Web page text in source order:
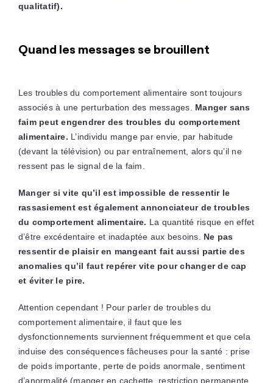
qualitatif).
Quand les messages se brouillent
Les troubles du comportement alimentaire sont toujours
associés à une perturbation des messages. Manger sans
faim peut engendrer des troubles du comportement
alimentaire. L’individu mange par envie, par habitude
(devant la télévision) ou par entraînement, alors qu’il ne
ressent pas le signal de la faim.
Manger si vite qu’il est impossible de ressentir le
rassasiement est également annonciateur de troubles
du comportement alimentaire. La quantité risque en effet
d’être excédentaire et inadaptée aux besoins. Ne pas
ressentir de plaisir en mangeant fait aussi partie des
anomalies qu’il faut repérer vite pour changer de cap
et éviter le pire.
Attention cependant ! Pour parler de troubles du
comportement alimentaire, il faut que les
dysfonctionnements surviennent fréquemment et que cela
induise des conséquences fâcheuses pour la santé : prise
de poids importante, perte de poids anormale, sentiment
d’anormalité (manger en cachette, restriction permanente,